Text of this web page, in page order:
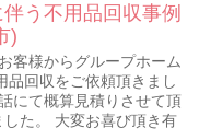
う不用品回収事例
)
客様からグループホーム
品回収をご依頼頂きまし
にて概算見積りさせて頂
た。 大変お喜び頂き有